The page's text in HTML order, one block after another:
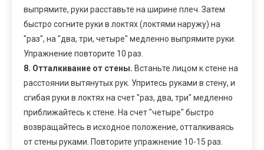
выпрямите, руки расставьте на ширине плеч. Затем
быстро согните руки в локтях (локтями наружу) на
"раз", на "два, три, четыре" медленно выпрямите руки.
Упражнение повторите 10 раз.
8. Отталкивание от стены. Встаньте лицом к стене на
расстоянии вытянутых рук. Упритесь руками в стену, и
сгибая руки в локтях на счет "раз, два, три" медленно
приближайтесь к стене. На счет "четыре" быстро
возвращайтесь в исходное положение, отталкиваясь
от стены руками. Повторите упражнение 10-15 раз.